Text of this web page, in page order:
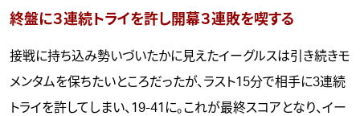
終盤に３連続トライを許し開幕３連敗を喫する
接戦に持ち込み勢いづいたかに見えたイーグルスは引き続きモ
メンタムを保ちたいところだったが、ラスト15分で相手に3連続
トライを許してしまい、19-41に。これが最終スコアとなり、イー